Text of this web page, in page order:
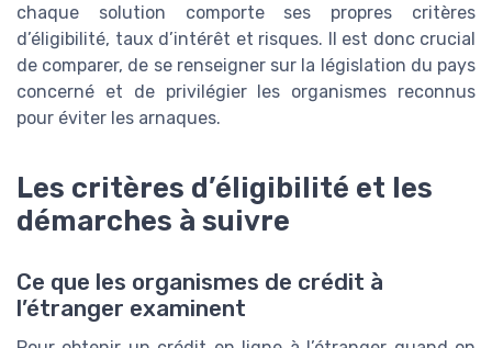
chaque solution comporte ses propres critères
d’éligibilité, taux d’intérêt et risques. Il est donc crucial
de comparer, de se renseigner sur la législation du pays
concerné et de privilégier les organismes reconnus
pour éviter les arnaques.
Les critères d’éligibilité et les
démarches à suivre
Ce que les organismes de crédit à
l’étranger examinent